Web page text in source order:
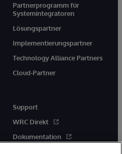
Partnerprogramm für
Systemintegratoren
Lösungspartner
Implementierungspartner
Technology Alliance Partners
Cloud-Partner
Support
WRC Direkt
Dokumentation